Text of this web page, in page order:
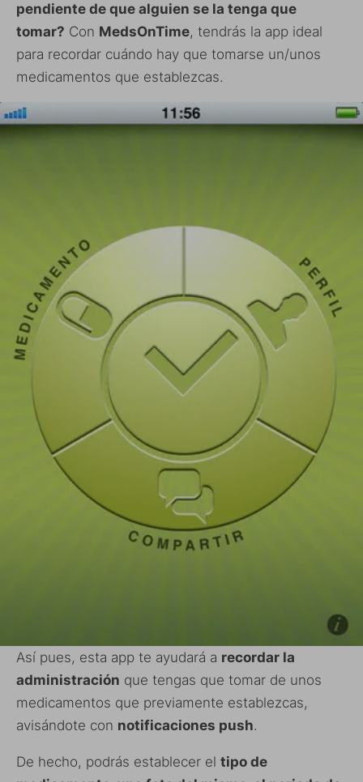
pendiente de que alguien se la tenga que
tomar? Con MedsOnTime, tendrás la app ideal
para recordar cuándo hay que tomarse un/unos
medicamentos que establezcas.
Así pues, esta app te ayudará a recordar la
administración que tengas que tomar de unos
medicamentos que previamente establezcas,
avisándote con notificaciones push.
De hecho, podrás establecer el tipo de